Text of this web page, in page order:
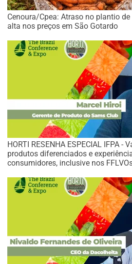
Cenoura/Cpea: Atraso no plantio
alta nos preços em São Gotardo
HORTI RESENHA ESPECIAL IFPA -
produtos diferenciados e
consumidores, inclusive nos